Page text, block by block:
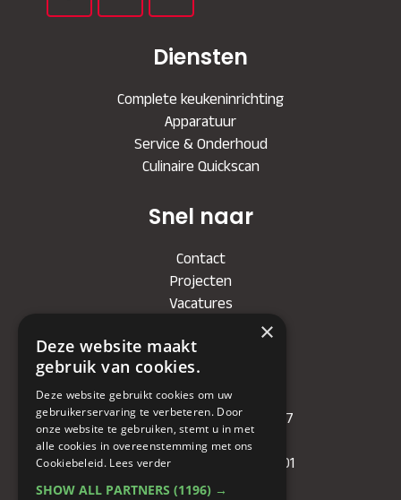
Diensten
Complete keukeninrichting
Apparatuur
Service & Onderhoud
Culinaire Quickscan
Snel naar
Contact
Projecten
Vacatures
Bedrijf
KVK: 71479090
IBAN : NL81RABO0349089957
BIC :
RABONL2U
BTW (VAT) :
NL. 858732191.B01
×
Deze website maakt
gebruik van cookies.
Deze website gebruikt cookies om uw
gebruikerservaring te verbeteren. Door
onze website te gebruiken, stemt u in met
alle cookies in overeenstemming met ons
Cookiebeleid. Lees verder
SHOW ALL PARTNERS (1196) →